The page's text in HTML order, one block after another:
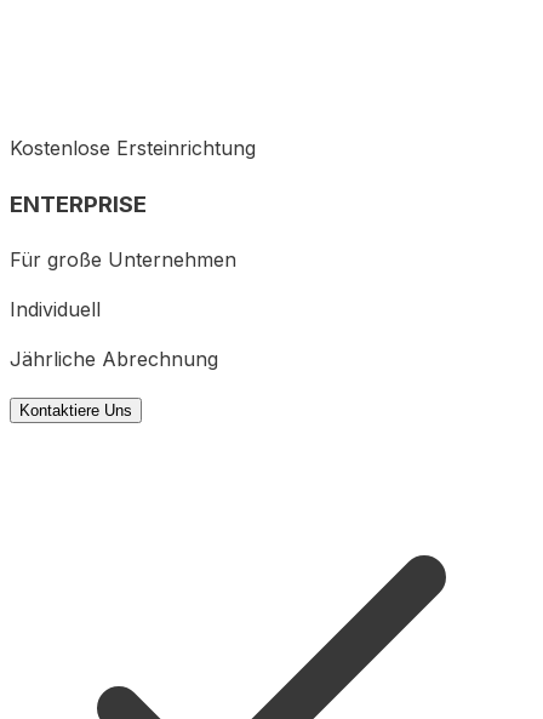
Kostenlose Ersteinrichtung
ENTERPRISE
Für große Unternehmen
Individuell
Jährliche Abrechnung
Kontaktiere Uns